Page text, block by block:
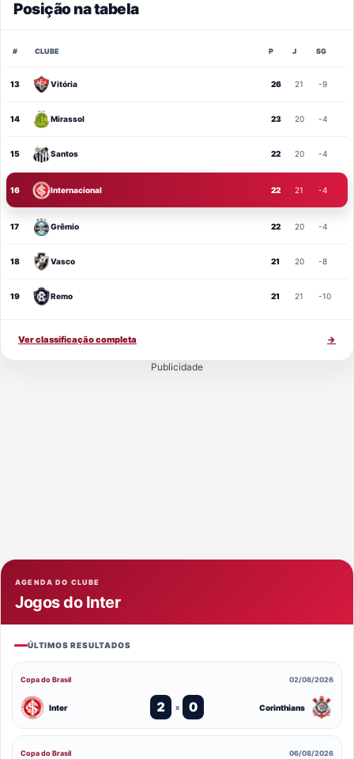
Posição na tabela
# CLUBE P J SG
13 Vitória 26 21 -9
14 Mirassol 23 20 -4
15 Santos 22 20 -4
16 Internacional 22 21 -4
17 Grêmio 22 20 -4
18 Vasco 21 20 -8
19 Remo 21 21 -10
Ver classificação completa →
Publicidade
AGENDA DO CLUBE
Jogos do Inter
ÚLTIMOS RESULTADOS
Copa do Brasil 02/08/2026
Inter 2 x 0 Corinthians
Copa do Brasil 06/08/2026